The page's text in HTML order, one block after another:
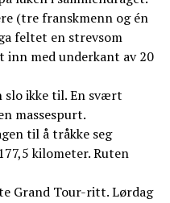
(tre franskmenn og én
feltet en strevsom
inn med underkant av 20
slo ikke til. En svært
massespurt.
til å tråkke seg
kilometer. Ruten
Grand Tour-ritt. Lørdag